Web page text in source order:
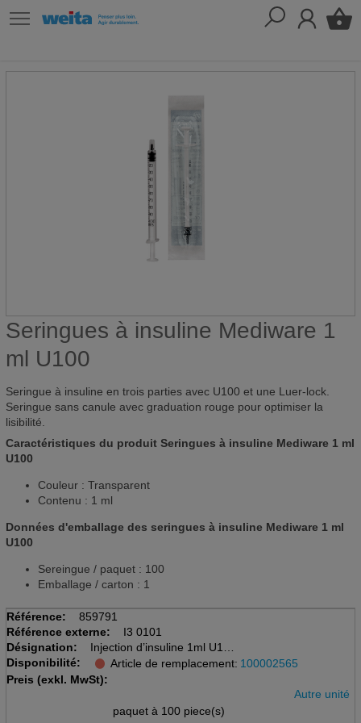
Seringues à insuline Mediware 1
ml U100
Seringue à insuline en trois parties avec U100 et une Luer-lock.
Seringue sans canule avec graduation rouge pour optimiser la
lisibilité.
Caractéristiques du produit Seringues à insuline Mediware 1 ml
U100
Couleur : Transparent
Contenu : 1 ml
Données d'emballage des seringues à insuline Mediware 1 ml
U100
Sereingue / paquet : 100
Emballage / carton : 1
Référence:
859791
Référence externe:
I3 0101
Désignation:
Injection d’insuline 1ml U100
stérile, lot de 100 pièces
Luer, en 3 parties
Disponibilité: Article de remplacement: 100002565
Preis (exkl. MwSt):
Autre unité
paquet à 100 piece(s)